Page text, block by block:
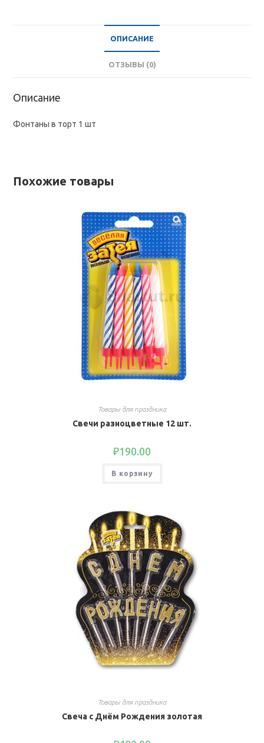
ОПИСАНИЕ
ОТЗЫВЫ (0)
Описание
Фонтаны в торт 1 шт
Похожие товары
Товары для праздника
Свечи разноцветные 12 шт.
₽190.00
В корзину
Товары для праздника
Свеча с Днём Рождения золотая